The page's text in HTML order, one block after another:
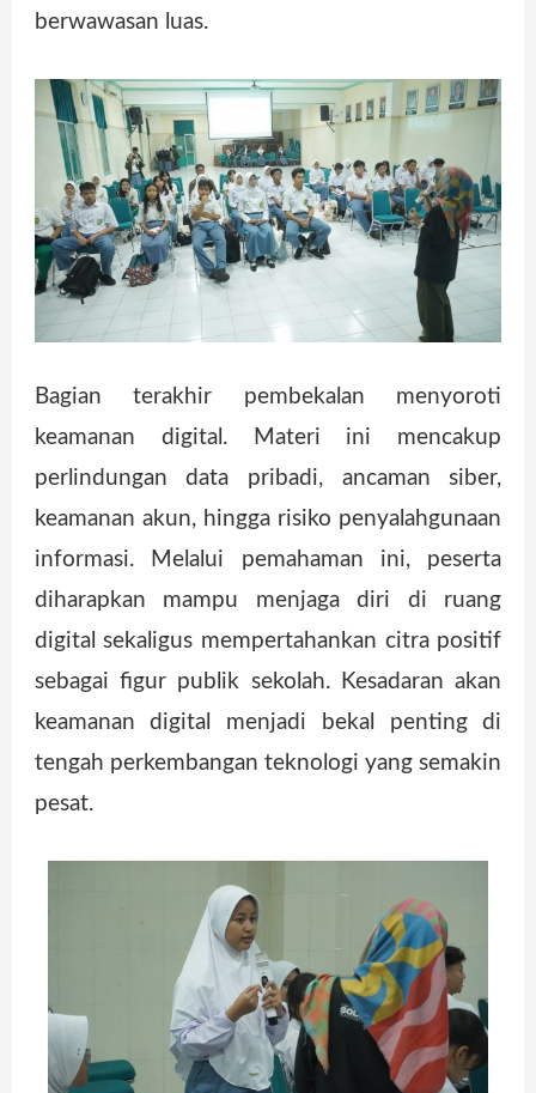
berwawasan luas.
Bagian terakhir pembekalan menyoroti
keamanan digital. Materi ini mencakup
perlindungan data pribadi, ancaman siber,
keamanan akun, hingga risiko penyalahgunaan
informasi. Melalui pemahaman ini, peserta
diharapkan mampu menjaga diri di ruang
digital sekaligus mempertahankan citra positif
sebagai figur publik sekolah. Kesadaran akan
keamanan digital menjadi bekal penting di
tengah perkembangan teknologi yang semakin
pesat.